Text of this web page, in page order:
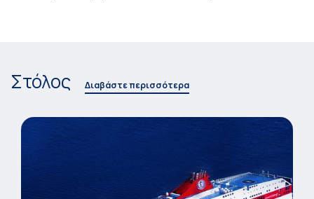
Στόλος Διαβάστε περισσότερα